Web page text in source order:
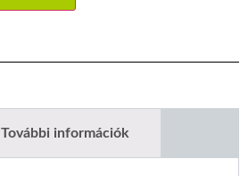
További információk